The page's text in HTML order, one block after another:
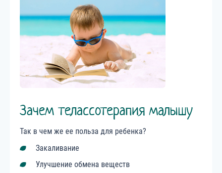
Зачем телассотерапия малышу
Так в чем же ее польза для ребенка?
Закаливание
Улучшение обмена веществ